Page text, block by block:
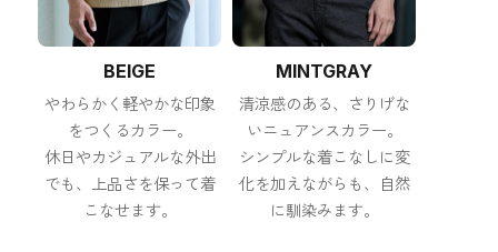
BEIGE
やわらかく軽やかな印象
をつくるカラー。
休日やカジュアルな外出
でも、上品さを保って着
こなせます。
MINTGRAY
清涼感のある、さりげな
いニュアンスカラー。
シンプルな着こなしに変
化を加えながらも、自然
に馴染みます。